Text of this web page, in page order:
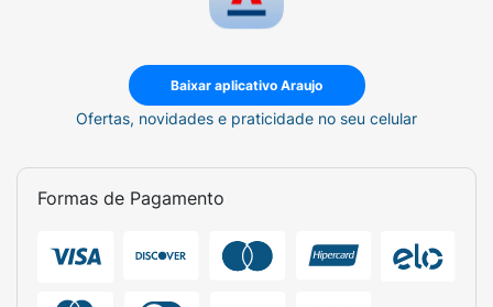
Baixar aplicativo Araujo
Ofertas, novidades e praticidade no seu celular
Formas de Pagamento